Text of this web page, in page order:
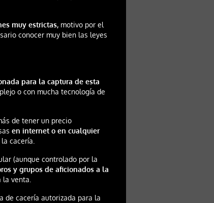
muy estrictas, motivo por el
conocer muy bien las leyes
para la captura de esta
o con mucha tecnología de
de tener un precio
en internet o en cualquier
cacería.
(aunque controlado por la
y grupos de aficionados a la
venta.
de cacería autorizada para la